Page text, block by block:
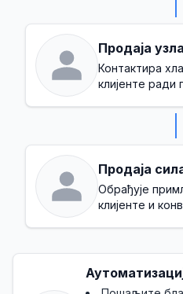
Продаја
Контактира
клијенте ради
Продаја
Обрађује
клијенте и